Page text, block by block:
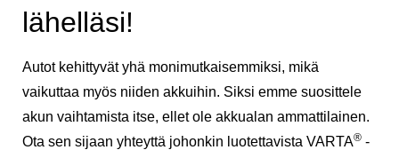
lähelläsi!
Autot kehittyvät yhä monimutkaisemmiksi, mikä
vaikuttaa myös niiden akkuihin. Siksi emme suosittele
akun vaihtamista itse, ellet ole akkualan ammattilainen.
Ota sen sijaan yhteyttä johonkin luotettavista VARTA® -